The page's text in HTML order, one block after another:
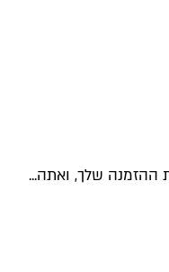
ההזמנה שלך, ואתה...